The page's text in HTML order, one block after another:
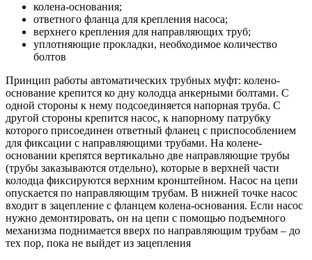
колена-основания;
ответного фланца для крепления насоса;
верхнего крепления для направляющих труб;
уплотняющие прокладки, необходимое количество
болтов
Принцип работы автоматических трубных муфт: колено-
основание крепится ко дну колодца анкерными болтами. С
одной стороны к нему подсоединяется напорная труба. С
другой стороны крепится насос, к напорному патрубку
которого присоединен ответный фланец с приспособлением
для фиксации с направляющими трубами. На колене-
основании крепятся вертикально две направляющие трубы
(трубы заказываются отдельно), которые в верхней части
колодца фиксируются верхним кронштейном. Насос на цепи
опускается по направляющим трубам. В нижней точке насос
входит в зацепление с фланцем колена-основания. Если насос
нужно демонтировать, он на цепи с помощью подъемного
механизма поднимается вверх по направляющим трубам – до
тех пор, пока не выйдет из зацепления